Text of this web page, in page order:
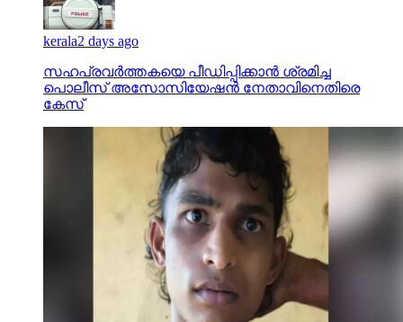
kerala2 days ago
സഹപ്രവര്‍ത്തകയെ പീഡിപ്പിക്കാന്‍ ശ്രമിച്ച
പൊലീസ് അസോസിയേഷന്‍ നേതാവിനെതിരെ
കേസ്